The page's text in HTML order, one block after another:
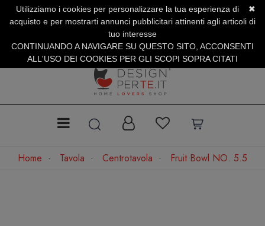
SERVIZIO CLIENTI +39.0773.470.562
SUMMER SALES | Fino al 31 Agosto
Home Tavola Centrotavola Fruit Bowl NO. 5.5
✖
Utilizziamo i cookies per personalizzare la tua esperienza di
acquisto e per mostrarti annunci pubblicitari attinenti agli articoli di
tuo interesse
CONTINUANDO A NAVIGARE SU QUESTO SITO, ACCONSENTI
ALL'USO DEI COOKIES PER GLI SCOPI SOPRA CITATI